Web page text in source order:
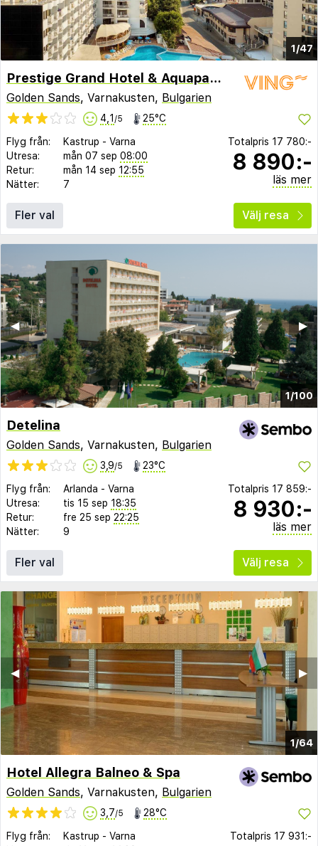
1/47
Prestige Grand Hotel & Aquapark (ex Erma)
Golden Sands, Varnakusten, Bulgarien
4,1 /5 25°C
Flyg från: Kastrup - Varna
Utresa:
mån 07 sep 08:00
Retur:
mån 14 sep 12:55
Nätter:
7
Totalpris 17 780:-
8 890:-
läs mer
Fler val Välj resa
1/100
▶︎
◀︎
Detelina
Golden Sands, Varnakusten, Bulgarien
3,9/5 23°C
Flyg från: Arlanda - Varna
Utresa:
tis 15 sep 18:35
Retur:
fre 25 sep 22:25
Nätter:
9
Totalpris 17 859:-
8 930:-
läs mer
Fler val Välj resa
1/64
▶︎
◀︎
Hotel Allegra Balneo & Spa
Golden Sands, Varnakusten, Bulgarien
3,7/5 28°C
Flyg från: Kastrup - Varna
Totalpris 17 931:-